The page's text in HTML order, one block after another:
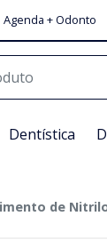
Agenda + Odonto
Dentística
de